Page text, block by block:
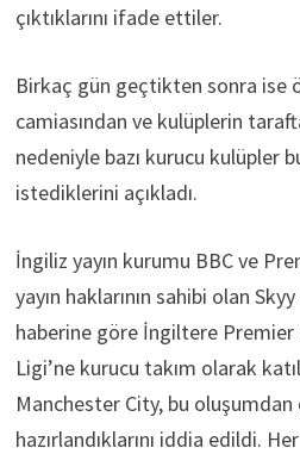
çıktıklarını ifade ettiler.
Birkaç gün geçtikten sonra ise
camiasından ve kulüplerin
nedeniyle bazı kurucu kulüpler
istediklerini açıkladı.
İngiliz yayın kurumu BBC ve
yayın haklarının sahibi olan
haberine göre İngiltere Premier
Ligi’ne kurucu takım olarak
Manchester City, bu
hazırlandıklarını iddia edildi.